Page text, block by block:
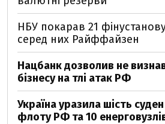
НБУ покарав 21
серед них Райффайзен
Нацбанк дозволив не
бізнесу на тлі атак РФ
Україна уразила шість
флоту РФ та 10